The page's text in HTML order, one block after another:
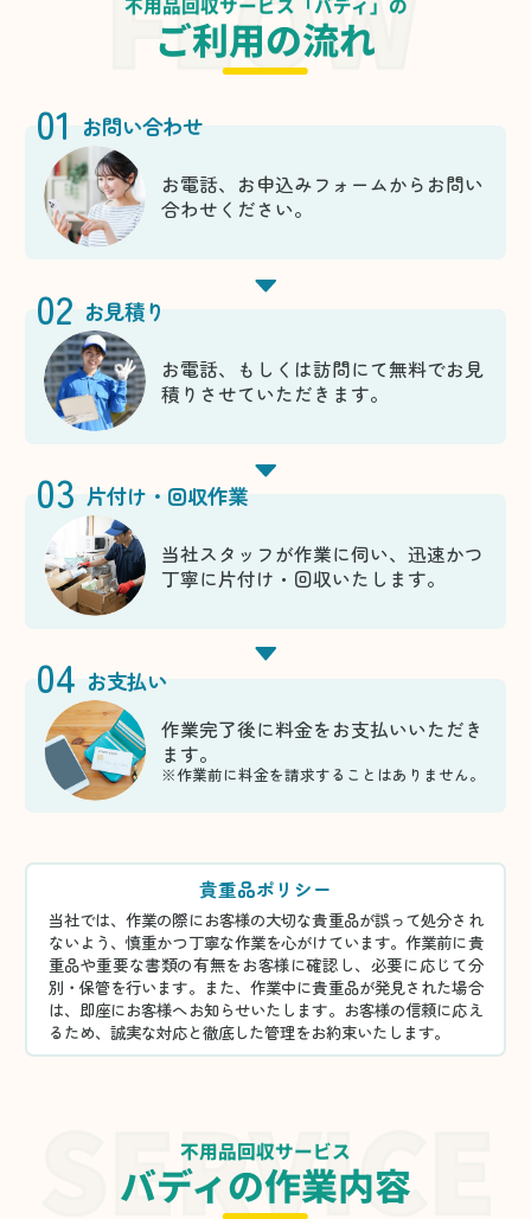
ご利用の流れ
01 お問い合わせ
お電話、お申込みフォームからお問い
合わせください。
02 お見積り
お電話、もしくは訪問にて無料でお見
積りさせていただきます。
03 片付け・回収作業
当社スタッフが作業に伺い、迅速かつ
丁寧に片付け・回収いたします。
04 お支払い
作業完了後に料金をお支払いいただき
ます。
※作業前に料金を請求することはありません。
貴重品ポリシー
当社では、作業の際にお客様の大切な貴重品が誤って処分され
ないよう、慎重かつ丁寧な作業を心がけています。作業前に貴
重品や重要な書類の有無をお客様に確認し、必要に応じて分
別・保管を行います。また、作業中に貴重品が発見された場合
は、即座にお客様へお知らせいたします。お客様の信頼に応え
るため、誠実な対応と徹底した管理をお約束いたします。
不用品回収サービス
バディの作業内容